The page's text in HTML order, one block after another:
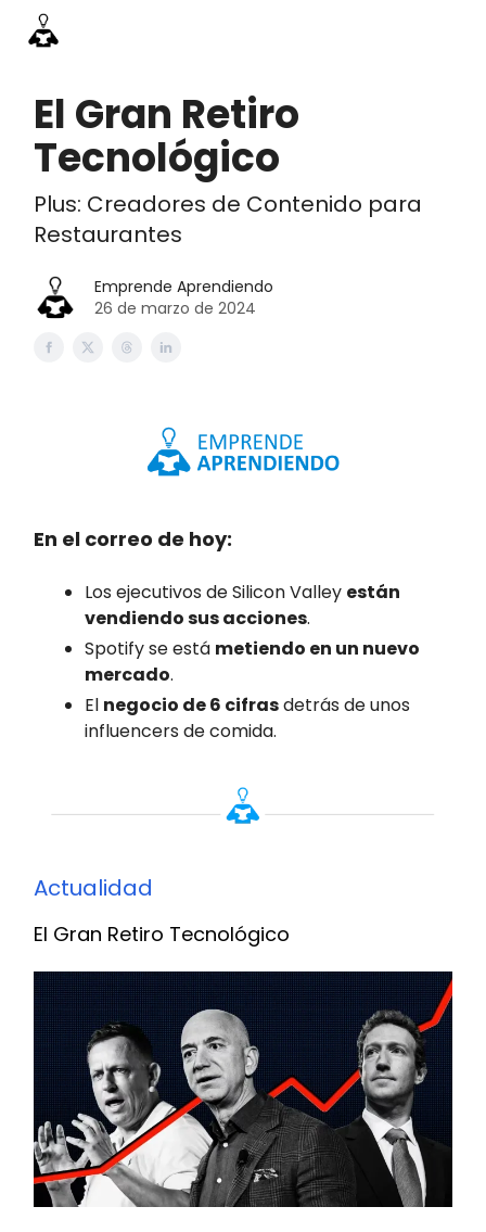
El Gran Retiro
Tecnológico
Plus: Creadores de Contenido para
Restaurantes
Emprende Aprendiendo
26 de marzo de 2024
En el correo de hoy:
Los ejecutivos de Silicon Valley están
vendiendo sus acciones.
Spotify se está metiendo en un nuevo
mercado.
El negocio de 6 cifrasdetrás de unos
influencers de comida.
Actualidad
El Gran Retiro Tecnológico